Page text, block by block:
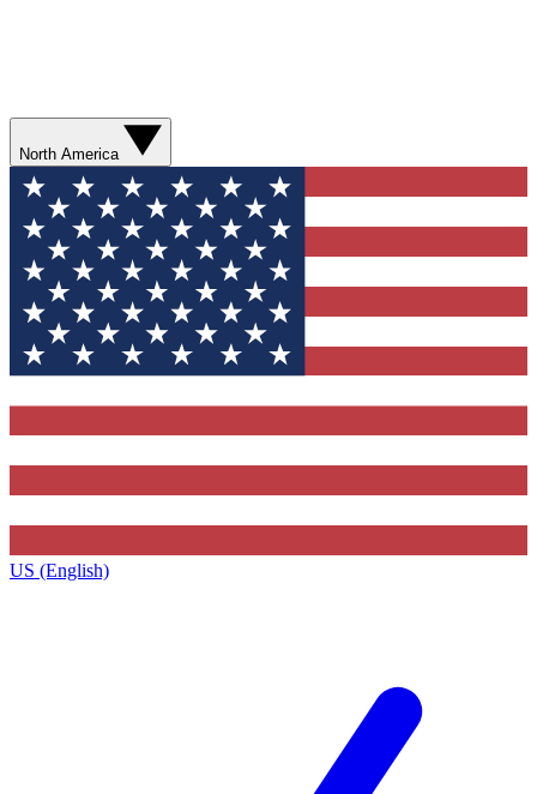
North America
US (English)